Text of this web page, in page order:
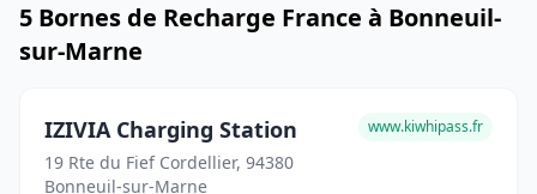
5 Bornes de Recharge France à Bonneuil-
sur-Marne
IZIVIA Charging Station
19 Rte du Fief Cordellier, 94380
Bonneuil-sur-Marne
www.kiwhipass.fr